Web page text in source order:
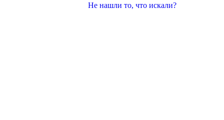
Не нашли то, что искали?